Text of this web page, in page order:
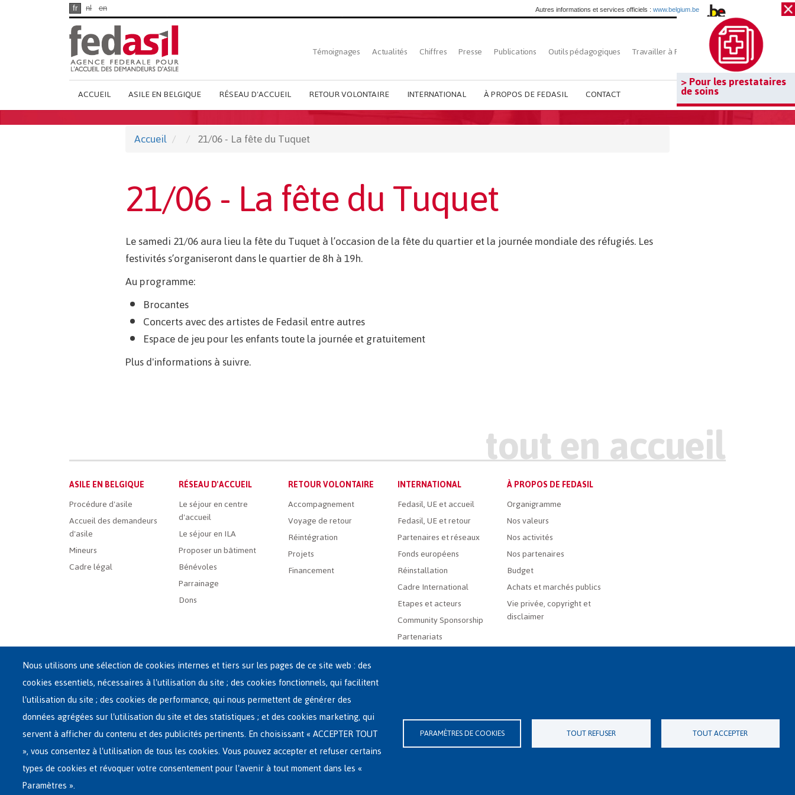
> Pour les prestataires
de soins
fr nl en Autres informations et services officiels : www.belgium.be
Top
French
menu
Témoignages Actualités Chiffres Presse Publications Outils pédagogiques Travailler à Fedasil Rechercher
Main
French
ACCUEIL ASILE EN BELGIQUE RÉSEAU D'ACCUEIL RETOUR VOLONTAIRE INTERNATIONAL À PROPOS DE FEDASIL CONTACT
Accueil 21/06 - La fête du Tuquet
21/06 - La fête du Tuquet
Le samedi 21/06 aura lieu la fête du Tuquet à l’occasion de la fête du quartier et la journée mondiale des réfugiés. Les
festivités s’organiseront dans le quartier de 8h à 19h.
Au programme:
Brocantes
Concerts avec des artistes de Fedasil entre autres
Espace de jeu pour les enfants toute la journée et gratuitement
Plus d'informations à suivre.
Main
French
Menu
ASILE EN BELGIQUE
Procédure d'asile
Accueil des demandeurs
d'asile
Mineurs
Cadre légal
RÉSEAU D'ACCUEIL
Le séjour en centre
d'accueil
Le séjour en ILA
Proposer un bâtiment
Bénévoles
Parrainage
Dons
RETOUR VOLONTAIRE
Accompagnement
Voyage de retour
Réintégration
Projets
Financement
INTERNATIONAL
Fedasil, UE et accueil
Fedasil, UE et retour
Partenaires et réseaux
Fonds européens
Réinstallation
Cadre International
Etapes et acteurs
Community Sponsorship
Partenariats
À PROPOS DE FEDASIL
Organigramme
Nos valeurs
Nos activités
Nos partenaires
Budget
Achats et marchés publics
Vie privée, copyright et
disclaimer
Siège central de Fedasil
Rue des Chartreux 21 , 1000 Bruxelles
E-mail : info@fedasil.be • T : +32-(0)2-213 44 11 • F : +32-(0)2-213 44 22
Vie privée, copyright et disclaimer
Déclaration d'accessibilité
Déclaration relative aux cookies
Paramètres de cookies
Nous utilisons une sélection de cookies internes et tiers sur les pages de ce site web : des
cookies essentiels, nécessaires à l'utilisation du site ; des cookies fonctionnels, qui facilitent
l'utilisation du site ; des cookies de performance, qui nous permettent de générer des
données agrégées sur l'utilisation du site et des statistiques ; et des cookies marketing, qui
servent à afficher du contenu et des publicités pertinents. En choisissant « ACCEPTER TOUT
», vous consentez à l'utilisation de tous les cookies. Vous pouvez accepter et refuser certains
types de cookies et révoquer votre consentement pour l'avenir à tout moment dans les «
Paramètres ».
PARAMÈTRES DE COOKIES TOUT REFUSER TOUT ACCEPTER